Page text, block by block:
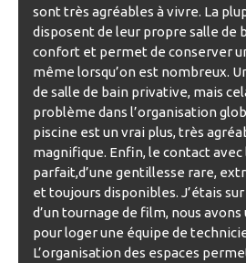
sont très agréables à vivre. La
disposent de leur propre salle de
confort et permet de conserver
même lorsqu’on est nombreux.
de salle de bain privative, mais
problème dans l’organisation
piscine est un vrai plus, très
magnifique. Enfin, le contact
parfait,d’une gentillesse rare,
et toujours disponibles. J’étais
d’un tournage de film, nous
pour loger une équipe de
L’organisation des espaces